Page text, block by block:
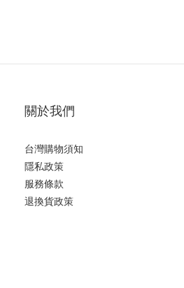
關於我們
台灣購物須知
隱私政策
服務條款
退換貨政策